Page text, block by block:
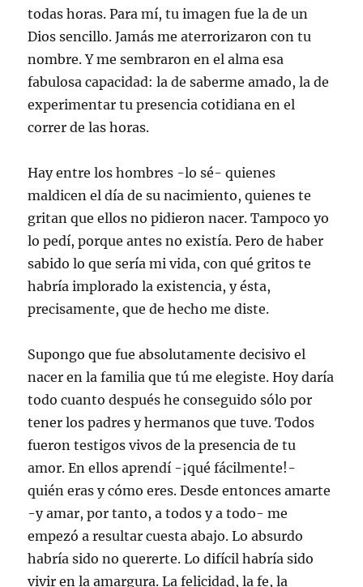
todas horas. Para mí, tu imagen fue la de un
Dios sencillo. Jamás me aterrorizaron con tu
nombre. Y me sembraron en el alma esa
fabulosa capacidad: la de saberme amado, la de
experimentar tu presencia cotidiana en el
correr de las horas.
Hay entre los hombres -lo sé- quienes
maldicen el día de su nacimiento, quienes te
gritan que ellos no pidieron nacer. Tampoco yo
lo pedí, porque antes no existía. Pero de haber
sabido lo que sería mi vida, con qué gritos te
habría implorado la existencia, y ésta,
precisamente, que de hecho me diste.
Supongo que fue absolutamente decisivo el
nacer en la familia que tú me elegiste. Hoy daría
todo cuanto después he conseguido sólo por
tener los padres y hermanos que tuve. Todos
fueron testigos vivos de la presencia de tu
amor. En ellos aprendí -¡qué fácilmente!-
quién eras y cómo eres. Desde entonces amarte
-y amar, por tanto, a todos y a todo- me
empezó a resultar cuesta abajo. Lo absurdo
habría sido no quererte. Lo difícil habría sido
vivir en la amargura. La felicidad, la fe, la